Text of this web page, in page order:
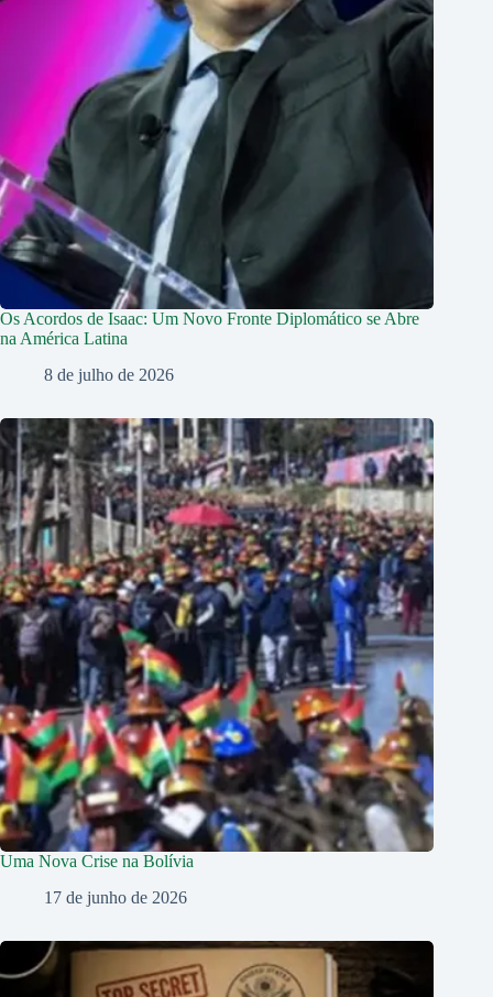
Os Acordos de Isaac: Um Novo Fronte Diplomático se Abre
na América Latina
8 de julho de 2026
Uma Nova Crise na Bolívia
17 de junho de 2026